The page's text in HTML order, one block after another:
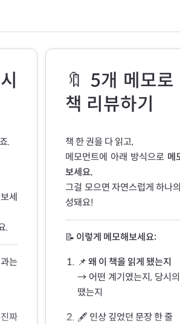
.
세
.
는
짜
🔖 5개 메모로
책 리뷰하기
책 한 권을 다 읽고,
메모먼트에 아래 방식으로 메
보세요.
그걸 모으면 자연스럽게 하나
성돼요!
📝 이렇게 메모해보세요:
📌 왜 이 책을 읽게 됐는지
→ 어떤 계기였는지, 당시
땠는지
🖋 인상 깊었던 문장 한 줄